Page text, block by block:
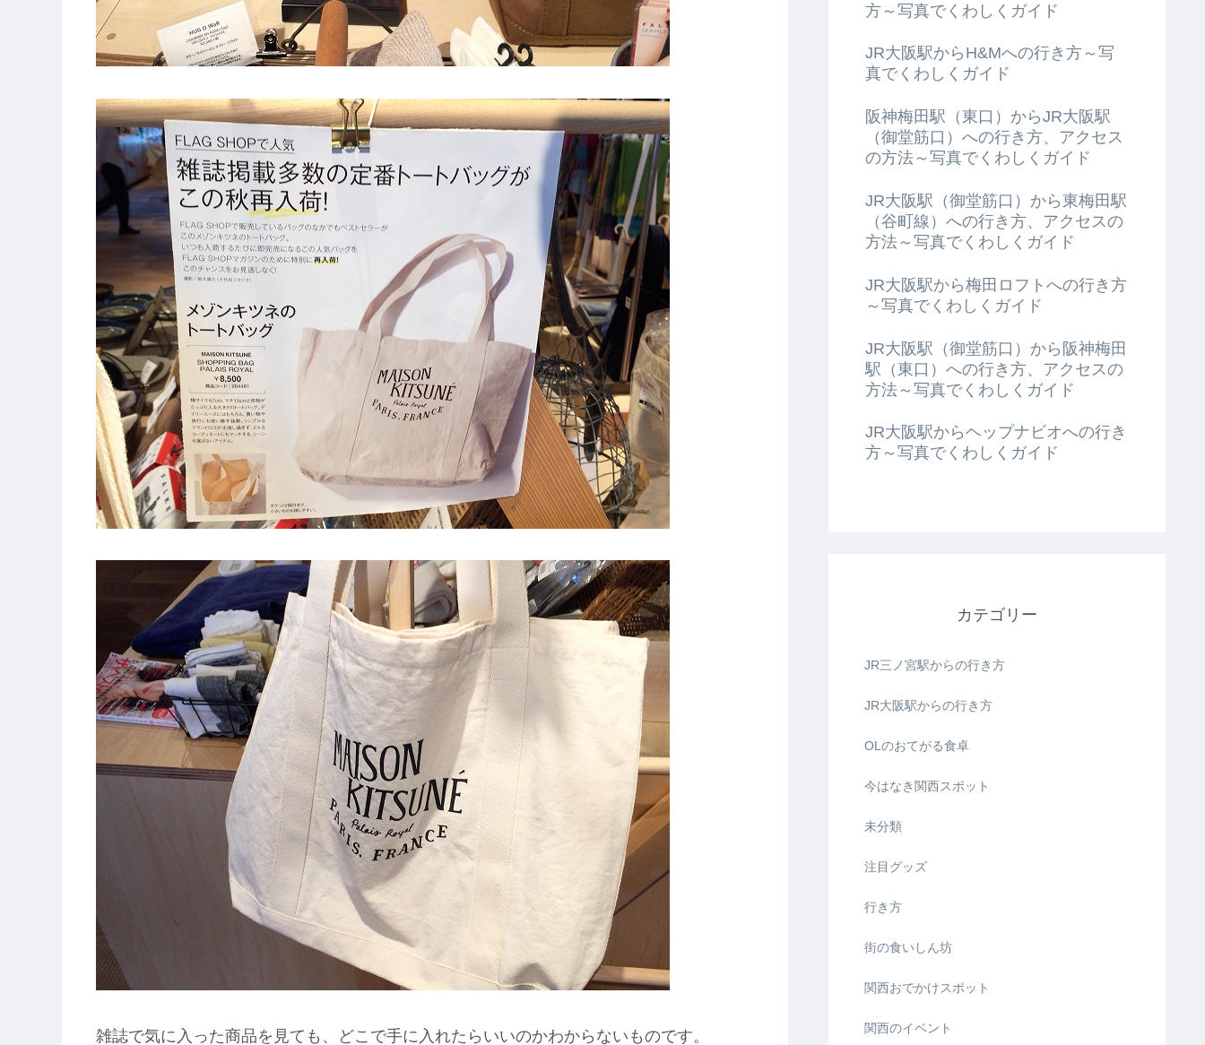
雑誌で気に入った商品を見ても、どこで手に入れたらいいのかわからないものです。
方～写真でくわしくガイド
JR大阪駅からH&Mへの行き方～写
真でくわしくガイド
阪神梅田駅（東口）からJR大阪駅
（御堂筋口）への行き方、アクセス
の方法～写真でくわしくガイド
JR大阪駅（御堂筋口）から東梅田駅
（谷町線）への行き方、アクセスの
方法～写真でくわしくガイド
JR大阪駅から梅田ロフトへの行き方
～写真でくわしくガイド
JR大阪駅（御堂筋口）から阪神梅田
駅（東口）への行き方、アクセスの
方法～写真でくわしくガイド
JR大阪駅からヘップナビオへの行き
方～写真でくわしくガイド
カテゴリー
JR三ノ宮駅からの行き方
JR大阪駅からの行き方
OLのおてがる食卓
今はなき関西スポット
未分類
注目グッズ
行き方
街の食いしん坊
関西おでかけスポット
関西のイベント